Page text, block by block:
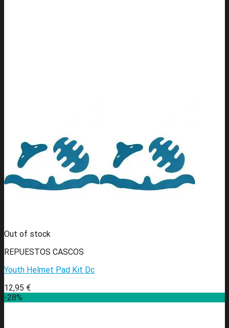
Out of stock
REPUESTOS CASCOS
Youth Helmet Pad Kit Dc
12,95 €
-28%